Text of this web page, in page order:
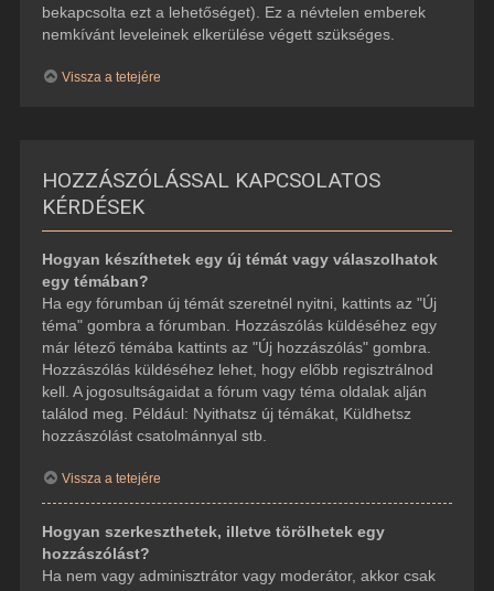
bekapcsolta ezt a lehetőséget). Ez a névtelen emberek
nemkívánt leveleinek elkerülése végett szükséges.
Vissza a tetejére
HOZZÁSZÓLÁSSAL KAPCSOLATOS
KÉRDÉSEK
Hogyan készíthetek egy új témát vagy válaszolhatok
egy témában?
Ha egy fórumban új témát szeretnél nyitni, kattints az "Új
téma" gombra a fórumban. Hozzászólás küldéséhez egy
már létező témába kattints az "Új hozzászólás" gombra.
Hozzászólás küldéséhez lehet, hogy előbb regisztrálnod
kell. A jogosultságaidat a fórum vagy téma oldalak alján
találod meg. Például: Nyithatsz új témákat, Küldhetsz
hozzászólást csatolmánnyal stb.
Vissza a tetejére
Hogyan szerkeszthetek, illetve törölhetek egy
hozzászólást?
Ha nem vagy adminisztrátor vagy moderátor, akkor csak